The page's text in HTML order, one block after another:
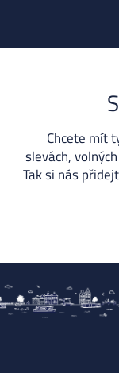
Chcete mít
slevách,
Tak si nás